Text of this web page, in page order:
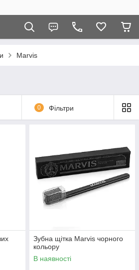
Marvis
0 Фільтри
Зубна щітка Marvis чорного
кольору
В наявності